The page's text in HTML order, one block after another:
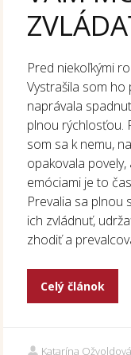
Pred niekoľkými
Vystrašila som
naprávala
plnou rýchlosťou.
som sa k nemu,
opakovala
emóciami je to
Prevalia sa plnou
ich zvládnuť,
zhodiť a
Celý článok
Katarína Ožvoldová